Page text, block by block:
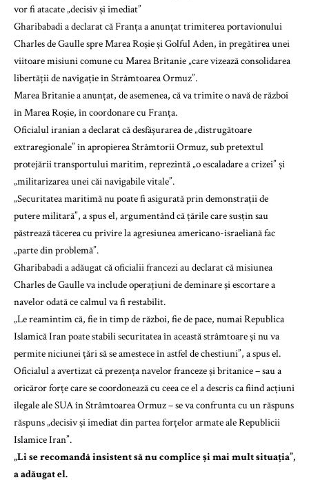
vor fi atacate „decisiv și imediat”
Gharibabadi a declarat că Franța a anunțat trimiterea portavionului
Charles de Gaulle spre Marea Roșie și Golful Aden, în pregătirea unei
viitoare misiuni comune cu Marea Britanie „care vizează consolidarea
libertății de navigație în Strâmtoarea Ormuz”.
Marea Britanie a anunțat, de asemenea, că va trimite o navă de război
în Marea Roșie, în coordonare cu Franța.
Oficialul iranian a declarat că desfășurarea de „distrugătoare
extraregionale” în apropierea Strâmtorii Ormuz, sub pretextul
protejării transportului maritim, reprezintă „o escaladare a crizei” și
„militarizarea unei căi navigabile vitale”.
„Securitatea maritimă nu poate fi asigurată prin demonstrații de
putere militară”, a spus el, argumentând că țările care susțin sau
păstrează tăcerea cu privire la agresiunea americano-israeliană fac
„parte din problemă”.
Gharibabadi a adăugat că oficialii francezi au declarat că misiunea
Charles de Gaulle va include operațiuni de deminare și escortare a
navelor odată ce calmul va fi restabilit.
„Le reamintim că, fie în timp de război, fie de pace, numai Republica
Islamică Iran poate stabili securitatea în această strâmtoare și nu va
permite niciunei țări să se amestece în astfel de chestiuni”, a spus el.
Oficialul a avertizat că prezența navelor franceze și britanice – sau a
oricăror forțe care se coordonează cu ceea ce el a descris ca fiind acțiuni
ilegale ale SUA în Strâmtoarea Ormuz – se va confrunta cu un răspuns
răspuns „decisiv și imediat din partea forțelor armate ale Republicii
Islamice Iran”.
„Li se recomandă insistent să nu complice și mai mult situația”,
a adăugat el.